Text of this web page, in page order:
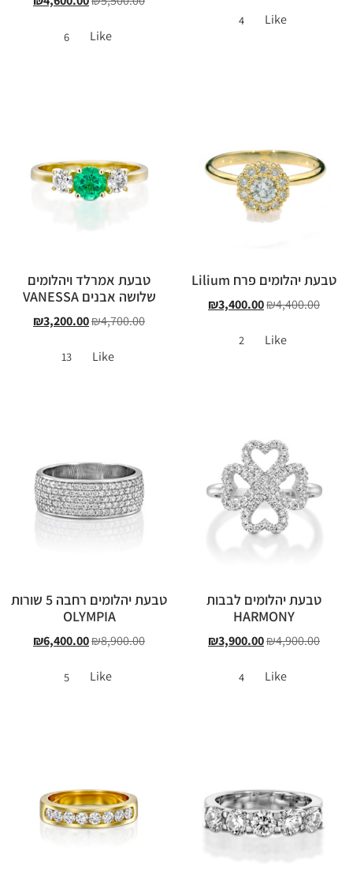
Like
4
Like
6
טבעת יהלומים פרח Lilium
₪4,400.00
₪3,400.00
Like
2
טבעת אמרלד ויהלומים
שלושה אבנים VANESSA
₪4,700.00
₪3,200.00
Like
13
טבעת יהלומים לבבות
HARMONY
₪4,900.00
₪3,900.00
Like
4
טבעת יהלומים רחבה 5 שורות
OLYMPIA
₪8,900.00
₪6,400.00
Like
5